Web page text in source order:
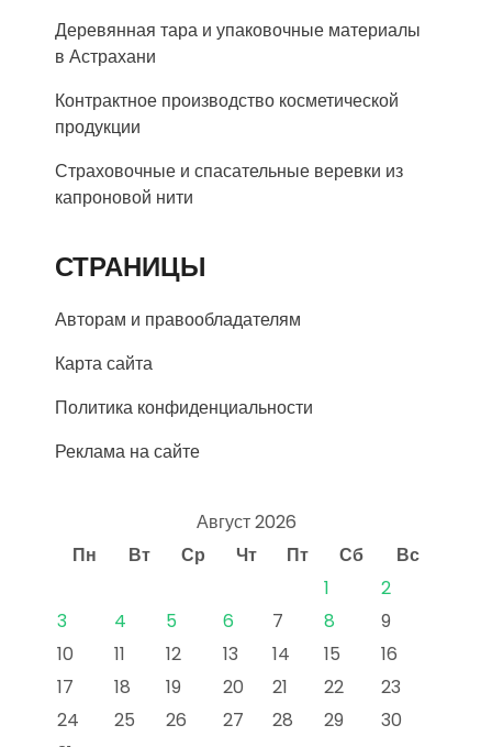
Деревянная тара и упаковочные материалы
в Астрахани
Контрактное производство косметической
продукции
Страховочные и спасательные веревки из
капроновой нити
СТРАНИЦЫ
Авторам и правообладателям
Карта сайта
Политика конфиденциальности
Реклама на сайте
Август 2026
Пн
Вт Ср Чт Пт Сб
Вс
1
2
3
4 5 6 7 8
9
10
11 12 13 14 15
16
17
18 19 20 21 22
23
24
25 26 27 28 29
30